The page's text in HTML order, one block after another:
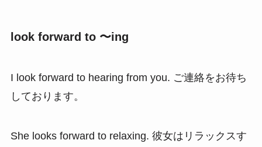
look forward to 〜ing
I look forward to hearing from you. ご連絡をお待ち
しております。
She looks forward to relaxing. 彼女はリラックスす